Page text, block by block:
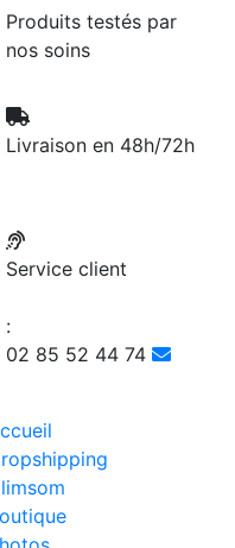
Produits testés par
nos soins
Livraison en 48h/72h
Service client
:
02 85 52 44 74